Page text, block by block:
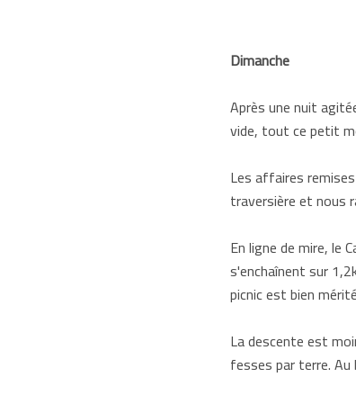
Dimanche
Après une nuit
vide, tout ce petit
Les affaires
traversière et nous
En ligne de mire, le
s'enchaînent sur
picnic est bien
La descente est
fesses par terre.